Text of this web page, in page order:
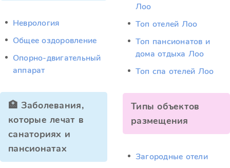
Неврология
Общее оздоровление
Опорно-двигательный
аппарат
🏥 Заболевания,
которые лечат в
санаториях и
пансионатах
Лоо
Топ отелей Лоо
Топ пансионатов и
дома отдыха Лоо
Топ спа отелей Лоо
Типы объектов
размещения
Загородные отели